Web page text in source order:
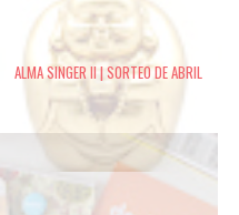
ALMA SINGER II | SORTEO DE ABRIL